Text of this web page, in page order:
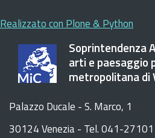
Realizzato con Plone & Python
Soprintendenza
arti e paesaggio
metropolitana di
Palazzo Ducale - S. Marco, 1
30124 Venezia - Tel. 041-